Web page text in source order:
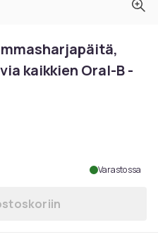
kaikkien Oral-B -
Varastossa
Lisää 12 kpl Vaihdettavia